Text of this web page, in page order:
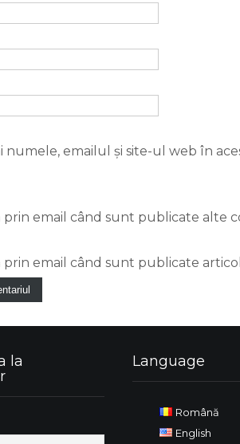
numele, emailul și site-ul web în
prin email când sunt publicate alte
prin email când sunt publicate
la
Language
Română
English